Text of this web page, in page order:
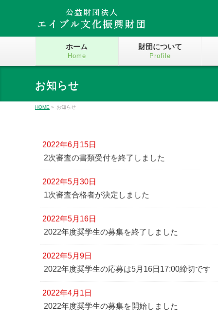
ホーム
Home
財団について
Profile
お知らせ
HOME » お知らせ
2022年6月15日
2次審査の書類受付を終了しました
2022年5月30日
1次審査合格者が決定しました
2022年5月16日
2022年度奨学生の募集を終了しました
2022年5月9日
2022年度奨学生の応募は5月16日17:00締切です
2022年4月1日
2022年度奨学生の募集を開始しました